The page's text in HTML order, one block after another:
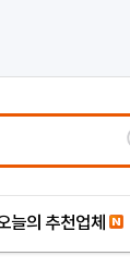
늘의 추천업체